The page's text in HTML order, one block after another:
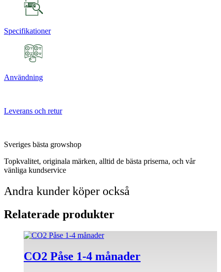
Specifikationer
Användning
Leverans och retur
Sveriges bästa growshop
Topkvalitet, originala märken, alltid de bästa priserna, och vår
vänliga kundservice
Andra kunder köper också
Relaterade produkter
CO2 Påse 1-4 månader
Den
produkten
har